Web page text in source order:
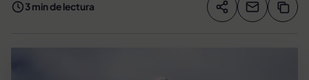
3 min de lectura Compartir